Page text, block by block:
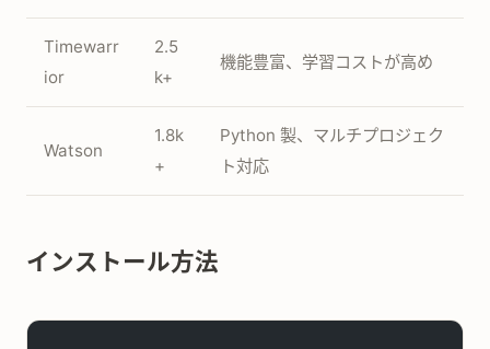
Timewarr
ior
2.5
k+
機能豊富、学習コストが高め
Watson
1.8k
+
Python 製、マルチプロジェク
ト対応
インストール方法